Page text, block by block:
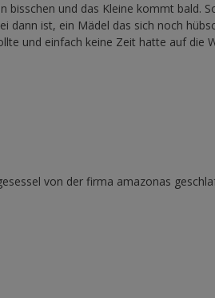
bisschen und das Kleine kommt bald.
dann ist, ein Mädel das sich noch
und einfach keine Zeit hatte auf die
von der firma amazonas